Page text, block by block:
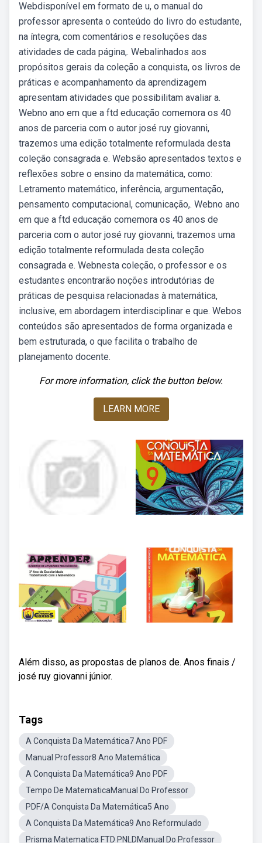
Webdisponível em formato de u, o manual do
professor apresenta o conteúdo do livro do estudante,
na íntegra, com comentários e resoluções das
atividades de cada página,. Webalinhados aos
propósitos gerais da coleção a conquista, os livros de
práticas e acompanhamento da aprendizagem
apresentam atividades que possibilitam avaliar a.
Webno ano em que a ftd educação comemora os 40
anos de parceria com o autor josé ruy giovanni,
trazemos uma edição totalmente reformulada desta
coleção consagrada e. Websão apresentados textos e
reflexões sobre o ensino da matemática, como:
Letramento matemático, inferência, argumentação,
pensamento computacional, comunicação,. Webno ano
em que a ftd educação comemora os 40 anos de
parceria com o autor josé ruy giovanni, trazemos uma
edição totalmente reformulada desta coleção
consagrada e. Webnesta coleção, o professor e os
estudantes encontrarão noções introdutórias de
práticas de pesquisa relacionadas à matemática,
inclusive, em abordagem interdisciplinar e que. Webos
conteúdos são apresentados de forma organizada e
bem estruturada, o que facilita o trabalho de
planejamento docente.
For more information, click the button below.
LEARN MORE
Além disso, as propostas de planos de. Anos finais /
josé ruy giovanni júnior.
Tags
A Conquista Da Matemática7 Ano PDF
Manual Professor8 Ano Matemática
A Conquista Da Matemática9 Ano PDF
Tempo De MatematicaManual Do Professor
PDF/A Conquista Da Matemática5 Ano
A Conquista Da Matemática9 Ano Reformulado
Prisma Matematica FTD PNLDManual Do Professor